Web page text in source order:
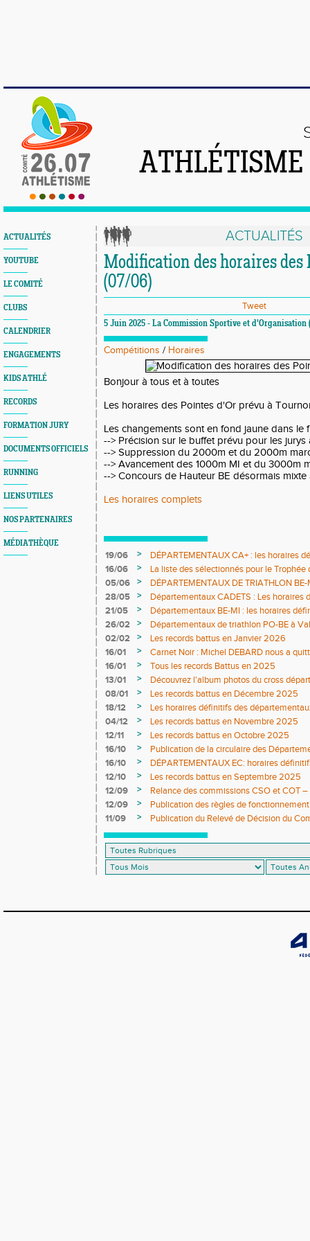
ATHLÉTISME
ACTUALITÉS
YOUTUBE
LE COMITÉ
CLUBS
CALENDRIER
ENGAGEMENTS
KIDS ATHLÉ
RECORDS
FORMATION JURY
DOCUMENTS OFFICIELS
RUNNING
LIENS UTILES
NOS PARTENAIRES
MÉDIATHÈQUE
ACTUALITÉS
Modification des horaires des
(07/06)
Tweet
5 Juin 2025 - La Commission Sportive et d'Organisation
Compétitions / Horaires
Bonjour à tous et à toutes
Les horaires des Pointes d'Or prévu à
Les changements sont en fond jaune dans le
--> Précision sur le buffet prévu pour les
--> Suppression du 2000m et du 2000m
--> Avancement des 1000m MI et du 3000m
--> Concours de Hauteur BE désormais mixte
Les horaires complets
19/06 >
DÉPARTEMENTAUX CA+ : les horaires
16/06
>
La liste des sélectionnés pour le Trophée
05/06
>
DÉPARTEMENTAUX DE TRIATHLON
définitifs sont en ligne
28/05 >
Départementaux CADETS : Les horaires
21/05
>
Départementaux BE-MI : les horaires
26/02
>
Départementaux de triathlon PO-BE à
DÉFINITIFS ET COMPO JURY
02/02 >
Les records battus en Janvier 2026
16/01
>
Carnet Noir : Michel DEBARD nous a
16/01
>
Tous les records Battus en 2025
13/01
>
Découvrez l'album photos du cross
08/01
>
Les records battus en Décembre 2025
18/12
>
Les horaires définitifs des
04/12
>
Les records battus en Novembre 2025
12/11
>
Les records battus en Octobre 2025
16/10
>
Publication de la circulaire des
16/10
>
DÉPARTEMENTAUX EC: horaires
12/10
>
Les records battus en Septembre 2025
12/09
>
Relance des commissions CSO et COT
12/09
>
Publication des règles de
11/09
> Publication du Relevé de Décision du